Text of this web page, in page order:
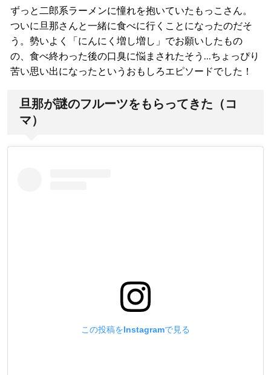
ずっと二郎系ラーメンに憧れを抱いていたもっこさん。
ついに旦那さんと一緒に食べに行くことになったのだそ
う。勢いよく「にんにく増し増し」でお願いしたもの
の、食べ終わった後の口臭に悩まされたそう…ちょっぴり
苦い思い出になったというおもしろエピソードでした！
旦那が謎のフルーツをもらってきた（コ
マ）
この投稿をInstagramで見る